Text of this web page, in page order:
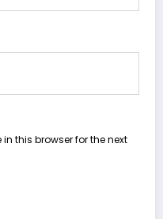
this browser for the next